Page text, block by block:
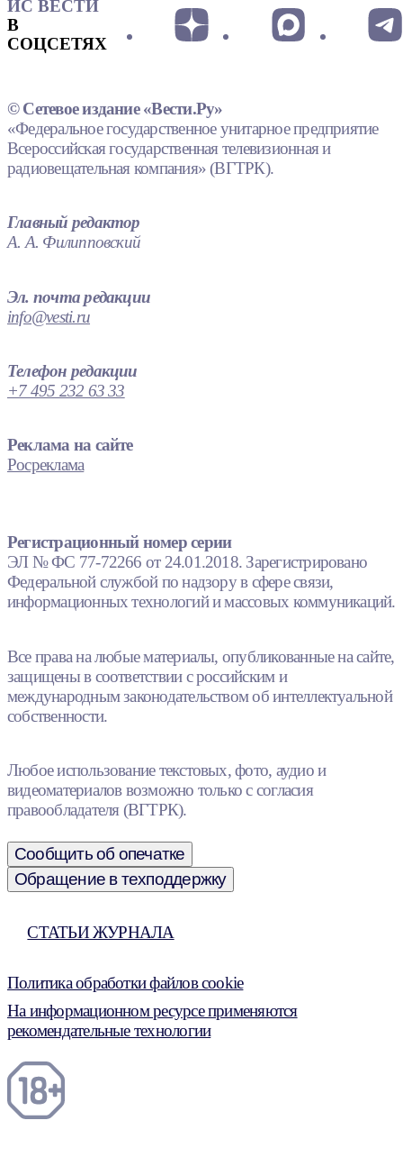
ИС ВЕСТИ
В
СОЦСЕТЯХ
© Сетевое издание «Вести.Ру»
«Федеральное государственное унитарное предприятие
Всероссийская государственная телевизионная и
радиовещательная компания» (ВГТРК).
Главный редактор
А. А. Филипповский
Эл. почта редакции
info@vesti.ru
Телефон редакции
+7 495 232 63 33
Реклама на сайте
Росреклама
Регистрационный номер серии
ЭЛ № ФС 77-72266 от 24.01.2018. Зарегистрировано
Федеральной службой по надзору в сфере связи,
информационных технологий и массовых коммуникаций.
Все права на любые материалы, опубликованные на сайте,
защищены в соответствии с российским и
международным законодательством об интеллектуальной
собственности.
Любое использование текстовых, фото, аудио и
видеоматериалов возможно только с согласия
правообладателя (ВГТРК).
Сообщить об опечатке
Обращение в техподдержку
СТАТЬИ ЖУРНАЛА
Политика обработки файлов cookie
На информационном ресурсе применяются
рекомендательные технологии